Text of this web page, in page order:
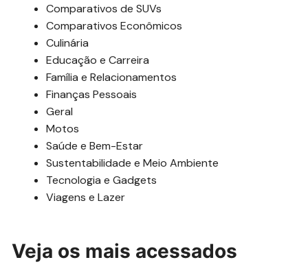
Comparativos de SUVs
Comparativos Econômicos
Culinária
Educação e Carreira
Família e Relacionamentos
Finanças Pessoais
Geral
Motos
Saúde e Bem-Estar
Sustentabilidade e Meio Ambiente
Tecnologia e Gadgets
Viagens e Lazer
Veja os mais acessados